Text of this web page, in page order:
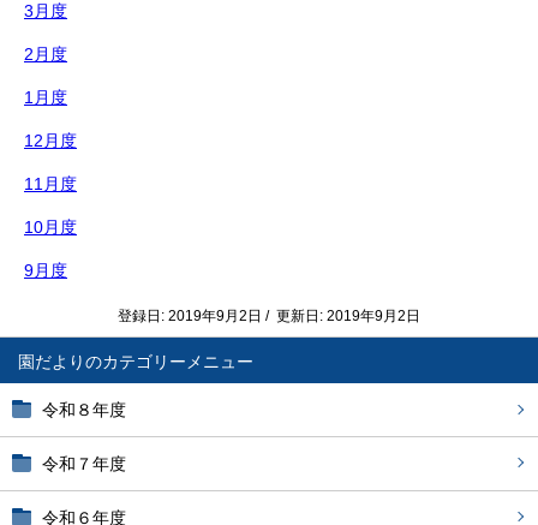
園だより
令和８年度
令和７年度
令和６年度
3月度
2月度
1月度
12月度
11月度
10月度
9月度
登録日: 2019年9月2日 / 更新日: 2019年9月2日